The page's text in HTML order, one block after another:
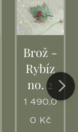
Brož -
Rybíz
no. 2
1 490,0
0 Kč